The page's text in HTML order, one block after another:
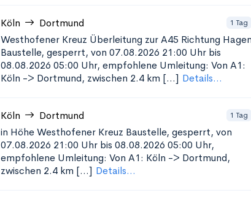
Köln Dortmund 1 Tag
Westhofener Kreuz Überleitung zur A45 Richtung
Baustelle, gesperrt, von 07.08.2026 21:00 Uhr bis
08.08.2026 05:00 Uhr, empfohlene Umleitung: Von A1:
Köln -> Dortmund, zwischen 2.4 km [...] Details...
Köln Dortmund 1 Tag
in Höhe Westhofener Kreuz Baustelle, gesperrt, von
07.08.2026 21:00 Uhr bis 08.08.2026 05:00 Uhr,
empfohlene Umleitung: Von A1: Köln -> Dortmund,
zwischen 2.4 km [...] Details...